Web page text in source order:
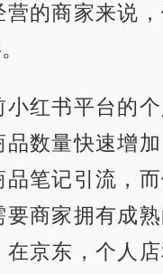
的商家来说，
红书平台的
品数量快速增
品笔记引流，
商家拥有成熟
在京东，个人